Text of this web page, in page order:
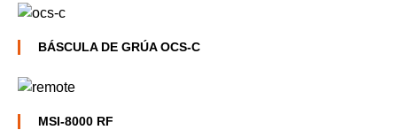
BÁSCULA DE GRÚA OCS-C
MSI-8000 RF